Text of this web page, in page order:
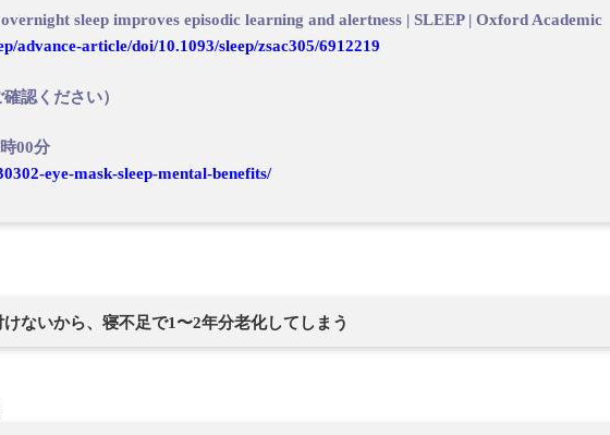
sleep improves episodic learning and alertness | SLEEP | Oxford Academic
advance-article/doi/10.1093/sleep/zsac305/6912219
認ください）
00分
eye-mask-sleep-mental-benefits/
ないから、寝不足で1〜2年分老化してしまう